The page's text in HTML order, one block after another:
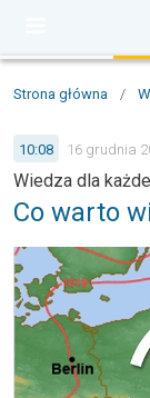
Strona główna /
10:08 16 grudnia
Wiedza dla
Co warto